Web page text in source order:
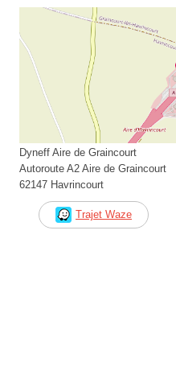
Dyneff Aire de Graincourt
Autoroute A2 Aire de Graincourt
62147 Havrincourt
Trajet Waze